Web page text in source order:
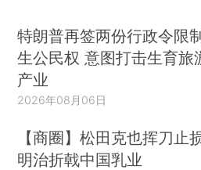
特朗普再签两份行政令限
生公民权 意图打击生育旅
产业
2026年08月06日
【商圈】松田克也挥刀止
明治折戟中国乳业